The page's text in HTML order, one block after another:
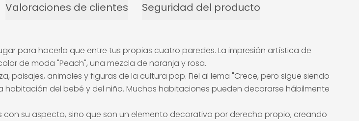
Valoraciones de clientes Seguridad del producto
para hacerlo que entre tus propias cuatro paredes. La impresión artística de
de moda "Peach", una mezcla de naranja y rosa.
animales y figuras de la cultura pop. Fiel al lema "Crece, pero sigue siendo
del bebé y del niño. Muchas habitaciones pueden decorarse hábilmente
su aspecto, sino que son un elemento decorativo por derecho propio, creando